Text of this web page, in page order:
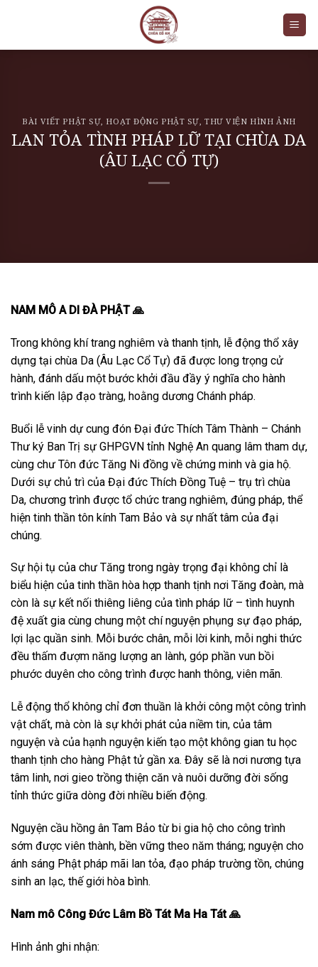
BÀI VIẾT PHẬT SỰ, HOẠT ĐỘNG PHẬT SỰ,THƯ VIỆN HÌNH ẢNH
LAN TỎA TÌNH PHÁP LỮ TẠI CHÙA DA
(ÂU LẠC CỔ TỰ)
NAM MÔ A DI ĐÀ PHẬT 🙏
Trong không khí trang nghiêm và thanh tịnh, lễ động thổ xây
dựng tại chùa Da (Âu Lạc Cổ Tự) đã được long trọng cử
hành, đánh dấu một bước khởi đầu đầy ý nghĩa cho hành
trình kiến lập đạo tràng, hoằng dương Chánh pháp.
Buổi lễ vinh dự cung đón Đại đức Thích Tâm Thành – Chánh
Thư ký Ban Trị sự GHPGVN tỉnh Nghệ An quang lâm tham dự,
cùng chư Tôn đức Tăng Ni đồng về chứng minh và gia hộ.
Dưới sự chủ trì của Đại đức Thích Đồng Tuệ – trụ trì chùa
Da, chương trình được tổ chức trang nghiêm, đúng pháp, thể
hiện tinh thần tôn kính Tam Bảo và sự nhất tâm của đại
chúng.
Sự hội tụ của chư Tăng trong ngày trọng đại không chỉ là
biểu hiện của tinh thần hòa hợp thanh tịnh nơi Tăng đoàn, mà
còn là sự kết nối thiêng liêng của tình pháp lữ – tình huynh
đệ xuất gia cùng chung một chí nguyện phụng sự đạo pháp,
lợi lạc quần sinh. Mỗi bước chân, mỗi lời kinh, mỗi nghi thức
đều thấm đượm năng lượng an lành, góp phần vun bồi
phước duyên cho công trình được hanh thông, viên mãn.
Lễ động thổ không chỉ đơn thuần là khởi công một công trình
vật chất, mà còn là sự khởi phát của niềm tin, của tâm
nguyện và của hạnh nguyện kiến tạo một không gian tu học
thanh tịnh cho hàng Phật tử gần xa. Đây sẽ là nơi nương tựa
tâm linh, nơi gieo trồng thiện căn và nuôi dưỡng đời sống
tỉnh thức giữa dòng đời nhiều biến động.
Nguyện cầu hồng ân Tam Bảo từ bi gia hộ cho công trình
sớm được viên thành, bền vững theo năm tháng; nguyện cho
ánh sáng Phật pháp mãi lan tỏa, đạo pháp trường tồn, chúng
sinh an lạc, thế giới hòa bình.
Nam mô Công Đức Lâm Bồ Tát Ma Ha Tát 🙏
Hình ảnh ghi nhận: